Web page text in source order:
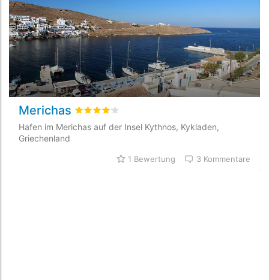
Merichas bewertet4.2
Hafen im Merichas auf der Insel Kythnos, Kykladen,
Griechenland
1 Bewertung 3 Kommentare